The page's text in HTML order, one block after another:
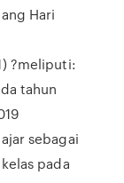
Hari
?meliputi:
tahun
sebagai
pada